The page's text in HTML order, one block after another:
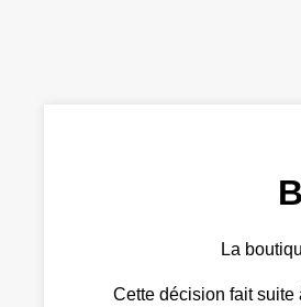
La
Cette décision fait suite